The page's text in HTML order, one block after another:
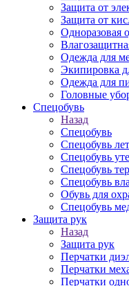
Защита от
Защита от
Одноразовая
Одежда для
Экипировка
Одежда для
Головные
Спецобувь
Назад
Спецобувь
Спецобувь
Спецобувь
Спецобувь
Спецобувь
Обувь для
Спецобувь
Защита рук
Назад
Защита рук
Перчатки
Перчатки
Перчатки